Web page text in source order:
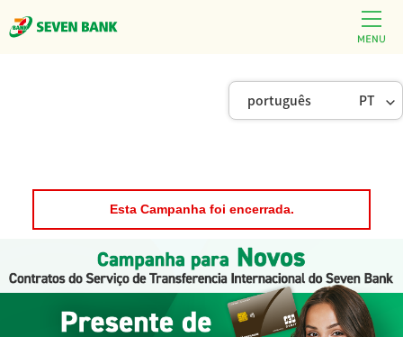
português PT
Esta Campanha foi encerrada.